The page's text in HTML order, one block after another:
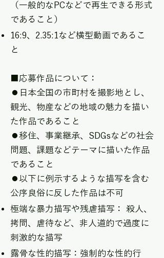
（一般的なPCなどで再生できる形式
であること）
16:9、2.35:1など横型動画であるこ
と​
■応募作品について：
⚫︎日本全国の市町村を撮影地とし、
観光、物産などの地域の魅力を描い
た作品であること
⚫︎移住、事業継承、SDGsなどの社会
問題、課題などテーマに描いた作品
であること
⚫︎以下に例示するような描写を含む
公序良俗に反した作品は不可
極端な暴力描写や残虐描写： 殺人、
拷問、虐待など、非人道的で過度に
刺激的な描写
露骨な性的描写：強制的な性的行